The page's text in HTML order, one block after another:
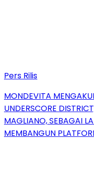
Pers Rilis
MONDEVITA
UNDERSCORE
MAGLIANO, SEBAGAI
MEMBANGUN